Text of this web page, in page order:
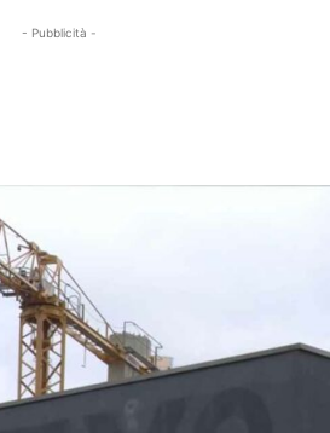
- Pubblicità -